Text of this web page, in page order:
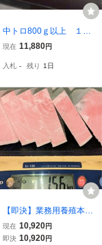
中トロ800ｇ以上 １番
人気！クロマグロ！！◆
現在 11,880円
入札 - 残り 1日
【即決】業務用養殖本鮪
（マルタ産）腹下/中トロ
ブロック 1560g★１ブロ
現在 10,920円
即決 10,920円